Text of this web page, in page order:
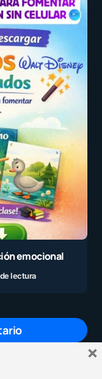
emocional
lectura
×